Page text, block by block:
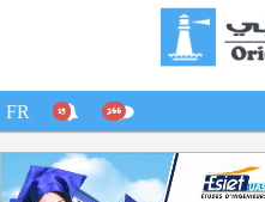
266
15
FR